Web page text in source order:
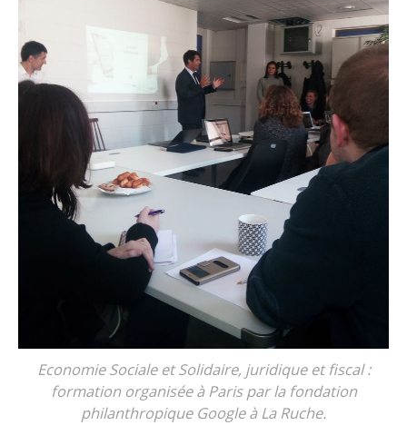
Economie Sociale et Solidaire, juridique et fiscal :
formation organisée à Paris par la fondation
philanthropique Google à La Ruche.